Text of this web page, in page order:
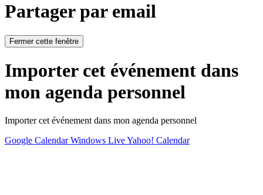
Partager par email
Fermer cette fenêtre
Importer cet événement dans
mon agenda personnel
Importer cet événement dans mon agenda personnel
Google CalendarWindows LiveYahoo! Calendar